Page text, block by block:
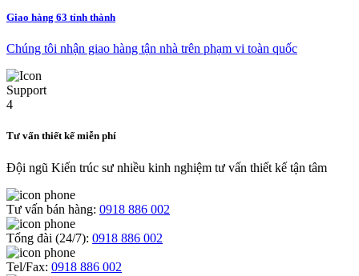
Giao hàng 63 tỉnh thành
Chúng tôi nhận giao hàng tận nhà trên phạm vi toàn quốc
Tư vấn thiết kế miễn phí
Đội ngũ Kiến trúc sư nhiều kinh nghiệm tư vấn thiết kế tận tâm
Tư vấn bán hàng: 0918 886 002
Tổng đài (24/7): 0918 886 002
Tel/Fax: 0918 886 002